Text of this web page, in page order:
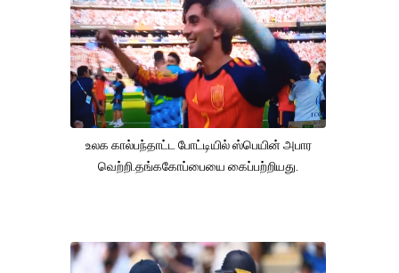
உலக கால்பந்தாட்ட போட்டியில் ஸ்பெயின் அபார
வெற்றி.தங்ககோப்பையை கைப்பற்றியது.